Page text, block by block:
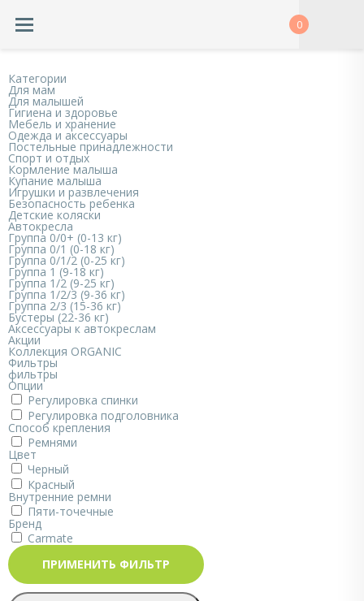
0
Категории
Для мам
Для малышей
Гигиена и здоровье
Мебель и хранение
Одежда и аксессуары
Постельные принадлежности
Спорт и отдых
Кормление малыша
Купание малыша
Игрушки и развлечения
Безопасность ребенка
Детские коляски
Автокресла
Группа 0/0+ (0-13 кг)
Группа 0/1 (0-18 кг)
Группа 0/1/2 (0-25 кг)
Группа 1 (9-18 кг)
Группа 1/2 (9-25 кг)
Группа 1/2/3 (9-36 кг)
Группа 2/3 (15-36 кг)
Бустеры (22-36 кг)
Аксессуары к автокреслам
Акции
Коллекция ORGANIC
Фильтры
фильтры
Опции
Регулировка спинки
Регулировка подголовника
Способ крепления
Ремнями
Цвет
Черный
Красный
Внутренние ремни
Пяти-точечные
Бренд
Carmate
ПРИМЕНИТЬ ФИЛЬТР